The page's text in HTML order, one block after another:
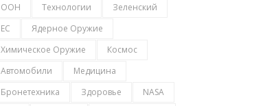
ООН
Технологии
Зеленский
ЕС
Ядерное Оружие
Химическое Оружие
Космос
Автомобили
Медицина
Бронетехника
Здоровье
NASA